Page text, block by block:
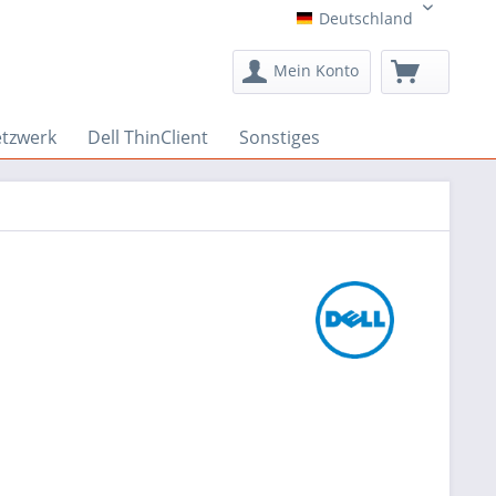
Deutschland
Deutschland
Mein Konto
Dell ThinClient Sonstiges